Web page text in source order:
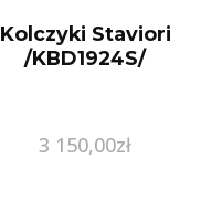
Kolczyki Staviori
/KBD1924S/
3 150,00zł